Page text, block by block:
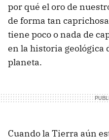
por qué el oro de
de forma tan
tiene poco o nada de
en la historia geológica
planeta.
Cuando la Tierra aún